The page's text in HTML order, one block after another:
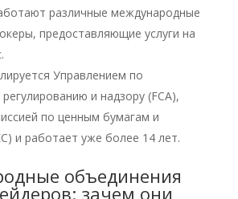
различные международные
предоставляющие услуги на
Управлением по
и надзору (FCA),
по ценным бумагам и
и работает уже более 14 лет.
объединения
зачем они